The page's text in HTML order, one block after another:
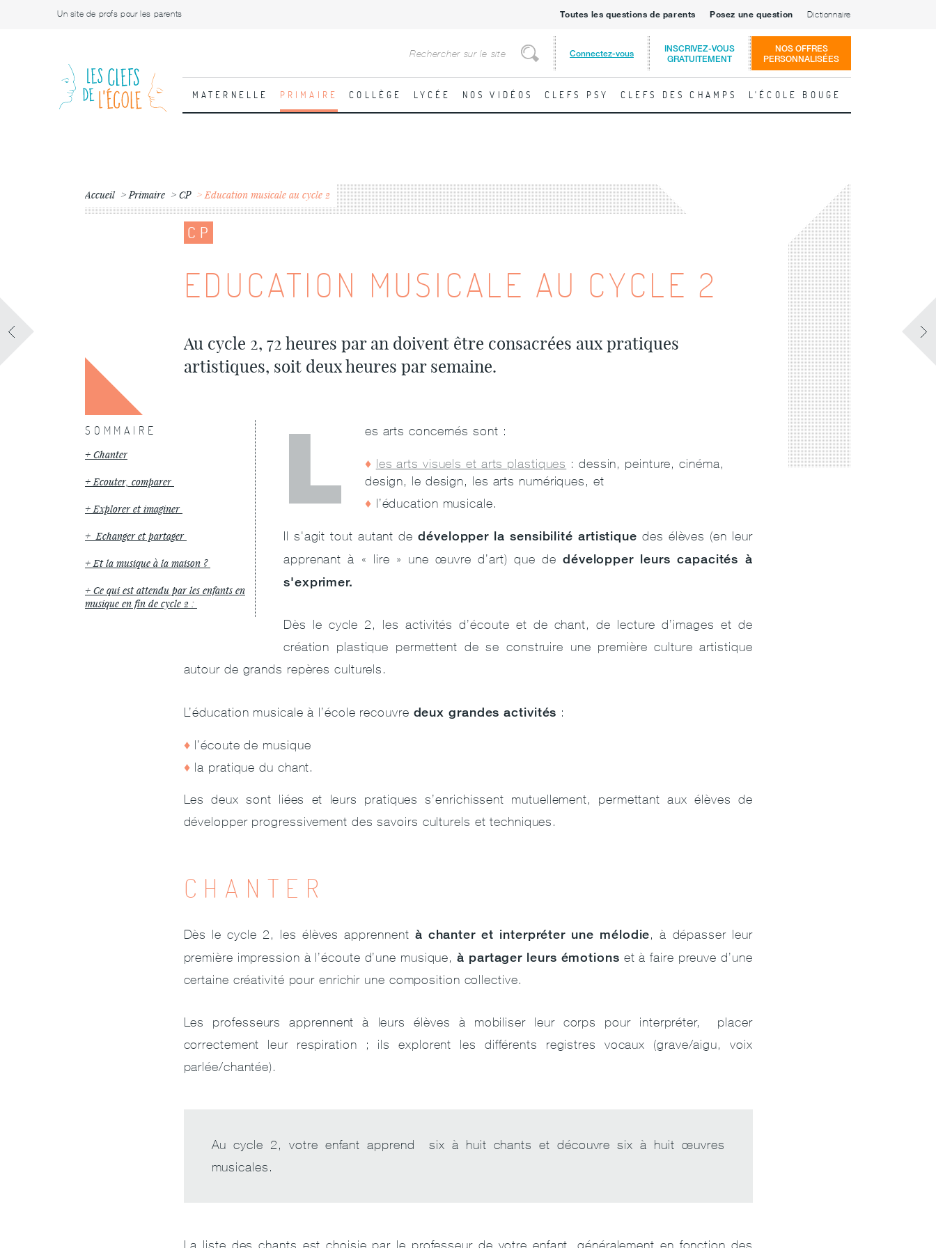
Un site de profs pour les parents Toutes les questions de parents Posez une question Dictionnaire
Rechercher
Connectez-vous
INSCRIVEZ-VOUS
GRATUITEMENT
NOS OFFRES
PERSONNALISÉES
MATERNELLE PRIMAIRE COLLÈGE LYCÉE NOS VIDÉOS CLEFS PSY CLEFS DES CHAMPS L'ÉCOLE BOUGE
Accueil Primaire CP Education musicale au cycle 2
CP
EDUCATION MUSICALE AU CYCLE 2
Au cycle 2, 72 heures par an doivent être consacrées aux pratiques
artistiques, soit deux heures par semaine.
SOMMAIRE
Chanter
Ecouter, comparer
Explorer et imaginer
Echanger et partager
Et la musique à la maison ?
Ce qui est attendu par les enfants en
musique en fin de cycle 2 :
L es arts concernés sont :
les arts visuels et arts plastiques : dessin, peinture, cinéma,
design, le design, les arts numériques, et
l’éducation musicale.
Il s'agit tout autant de développer la sensibilité artistique des élèves (en leur
apprenant à « lire » une œuvre d’art) que de développer leurs capacités à
s'exprimer.
Dès le cycle 2, les activités d’écoute et de chant, de lecture d’images et de
création plastique permettent de se construire une première culture artistique
autour de grands repères culturels.
L’éducation musicale à l’école recouvre deux grandes activités :
l’écoute de musique
la pratique du chant.
Les deux sont liées et leurs pratiques s’enrichissent mutuellement, permettant aux élèves de
développer progressivement des savoirs culturels et techniques.
CHANTER
Dès le cycle 2, les élèves apprennent à chanter et interpréter une mélodie, à dépasser leur
première impression à l’écoute d’une musique,à partager leurs émotions et à faire preuve d’une
certaine créativité pour enrichir une composition collective.
Les professeurs apprennent à leurs élèves à mobiliser leur corps pour interpréter, placer
correctement leur respiration ; ils explorent les différents registres vocaux (grave/aigu, voix
parlée/chantée).
Au cycle 2, votre enfant apprend six à huit chants et découvre six à huit œuvres
musicales.
La liste des chants est choisie par le professeur de votre enfant, généralement en fonction des